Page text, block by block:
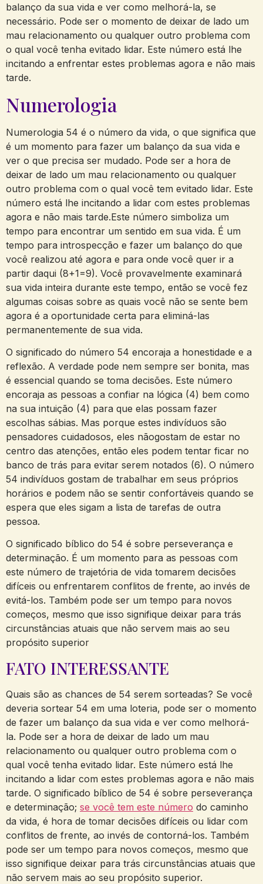
balanço da sua vida e ver como melhorá-la, se
necessário. Pode ser o momento de deixar de lado um
mau relacionamento ou qualquer outro problema com
o qual você tenha evitado lidar. Este número está lhe
incitando a enfrentar estes problemas agora e não mais
tarde.
Numerologia
Numerologia 54 é o número da vida, o que significa que
é um momento para fazer um balanço da sua vida e
ver o que precisa ser mudado. Pode ser a hora de
deixar de lado um mau relacionamento ou qualquer
outro problema com o qual você tem evitado lidar. Este
número está lhe incitando a lidar com estes problemas
agora e não mais tarde.Este número simboliza um
tempo para encontrar um sentido em sua vida. É um
tempo para introspecção e fazer um balanço do que
você realizou até agora e para onde você quer ir a
partir daqui (8+1=9). Você provavelmente examinará
sua vida inteira durante este tempo, então se você fez
algumas coisas sobre as quais você não se sente bem
agora é a oportunidade certa para eliminá-las
permanentemente de sua vida.
O significado do número 54 encoraja a honestidade e a
reflexão. A verdade pode nem sempre ser bonita, mas
é essencial quando se toma decisões. Este número
encoraja as pessoas a confiar na lógica (4) bem como
na sua intuição (4) para que elas possam fazer
escolhas sábias. Mas porque estes indivíduos são
pensadores cuidadosos, eles nãogostam de estar no
centro das atenções, então eles podem tentar ficar no
banco de trás para evitar serem notados (6). O número
54 indivíduos gostam de trabalhar em seus próprios
horários e podem não se sentir confortáveis quando se
espera que eles sigam a lista de tarefas de outra
pessoa.
O significado bíblico do 54 é sobre perseverança e
determinação. É um momento para as pessoas com
este número de trajetória de vida tomarem decisões
difíceis ou enfrentarem conflitos de frente, ao invés de
evitá-los. Também pode ser um tempo para novos
começos, mesmo que isso signifique deixar para trás
circunstâncias atuais que não servem mais ao seu
propósito superior
FATO INTERESSANTE
Quais são as chances de 54 serem sorteadas? Se você
deveria sortear 54 em uma loteria, pode ser o momento
de fazer um balanço da sua vida e ver como melhorá-
la. Pode ser a hora de deixar de lado um mau
relacionamento ou qualquer outro problema com o
qual você tenha evitado lidar. Este número está lhe
incitando a lidar com estes problemas agora e não mais
tarde. O significado bíblico de 54 é sobre perseverança
e determinação; se você tem este número do caminho
da vida, é hora de tomar decisões difíceis ou lidar com
conflitos de frente, ao invés de contorná-los. Também
pode ser um tempo para novos começos, mesmo que
isso signifique deixar para trás circunstâncias atuais que
não servem mais ao seu propósito superior.